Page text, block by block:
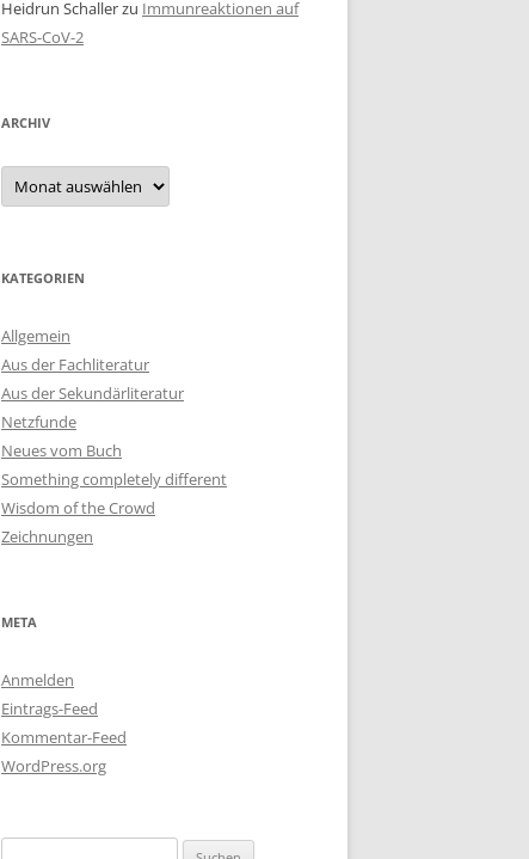
Heidrun Schallerzu Immunreaktionen auf
SARS-CoV-2
ARCHIV
Archiv
KATEGORIEN
Allgemein
Aus der Fachliteratur
Aus der Sekundärliteratur
Netzfunde
Neues vom Buch
Something completely different
Wisdom of the Crowd
Zeichnungen
META
Anmelden
Eintrags-Feed
Kommentar-Feed
WordPress.org